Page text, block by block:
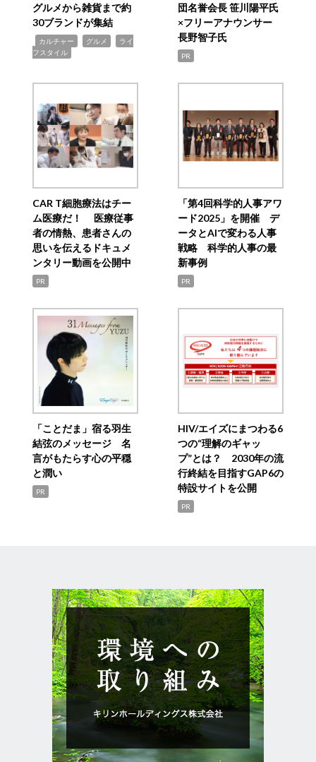
グルメから雑貨まで約
30ブランドが集結
カルチャー グルメ
ライ
フスタイル
団名誉会長 笹川陽平氏
×フリーアナウンサー
長野智子氏
PR
CAR T細胞療法はチー
ム医療だ！ 医療従事
者の情熱、患者さんの
思いを伝えるドキュメ
ンタリー動画を公開中
PR
「第4回科学的人事アワ
ード2025」を開催 デ
ータとAIで変わる人事
戦略 科学的人事の最
新事例
PR
「ことだま」宿る羽生
結弦のメッセージ 名
言がもたらす心の平穏
と潤い
PR
HIV/エイズにまつわる6
つの“理解のギャッ
プ”とは？ 2030年の流
行終結を目指すGAP6の
特設サイトを公開
PR